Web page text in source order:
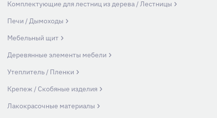
Комплектующие для лестниц из дерева / Лестницы
Печи / Дымоходы
Мебельный щит
Деревянные элементы мебели
Утеплитель / Пленки
Крепеж / Скобяные изделия
Лакокрасочные материалы